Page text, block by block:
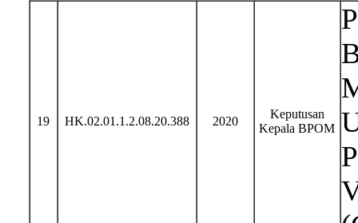
19 HK.02.01.1.2.08.20.388 2020
Keputusan
Kepala BPOM